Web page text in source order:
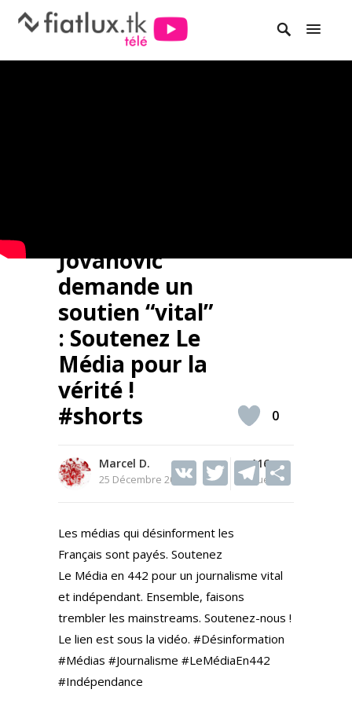
Jovanovic
demande un
soutien “vital”
: Soutenez Le
Média pour la
vérité !
#shorts
Marcel D.
25 Décembre 2025
116
Vues
V T
itt
er
T
a
0
Les médias qui désinforment les
Français sont payés. Soutenez
Le Média en 442 pour un journalisme vital
et indépendant. Ensemble, faisons
trembler les mainstreams. Soutenez-nous !
Le lien est sous la vidéo. #Désinformation
#Médias #Journalisme #LeMédiaEn442
#Indépendance